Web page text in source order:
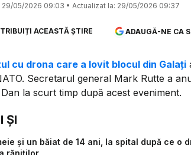
29/05/2026 09:03 • Actualizat la: 29/05/2026 09:37
ACEASTĂ ȘTIRE ADAUGĂ-NE CA
cu drona care a lovit blocul din Galați
Secretarul general Mark Rutte a
la scurt timp după acest eveniment.
și un băiat de 14 ani, la spital după ce o